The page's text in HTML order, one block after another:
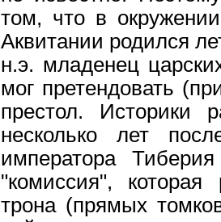
том, что в
Аквитании родился
н.э. младенец
мог претендовать
престол. Историки
несколько лет
императора
"комиссия", которая
трона (прямых